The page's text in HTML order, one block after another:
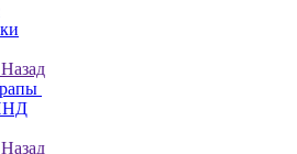
Назад
Назад